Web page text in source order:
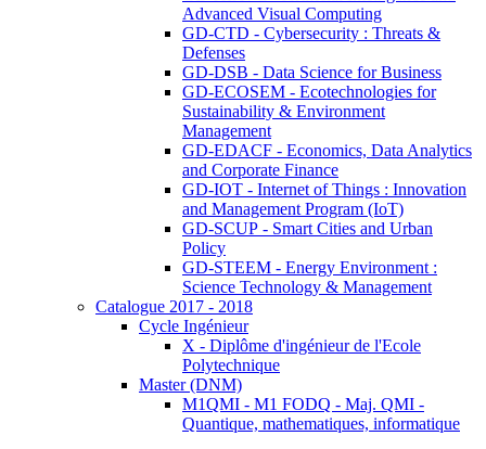
Advanced Visual Computing
GD-CTD - Cybersecurity : Threats &
Defenses
GD-DSB - Data Science for Business
GD-ECOSEM - Ecotechnologies for
Sustainability & Environment
Management
GD-EDACF - Economics, Data Analytics
and Corporate Finance
GD-IOT - Internet of Things : Innovation
and Management Program (IoT)
GD-SCUP - Smart Cities and Urban
Policy
GD-STEEM - Energy Environment :
Science Technology & Management
Catalogue 2017 - 2018
Cycle Ingénieur
X - Diplôme d'ingénieur de l'Ecole
Polytechnique
Master (DNM)
M1QMI - M1 FODQ - Maj. QMI -
Quantique, mathematiques, informatique